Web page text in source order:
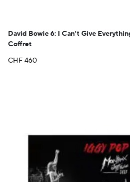
David Bowie 6: I Can’t Give
Coffret
CHF460